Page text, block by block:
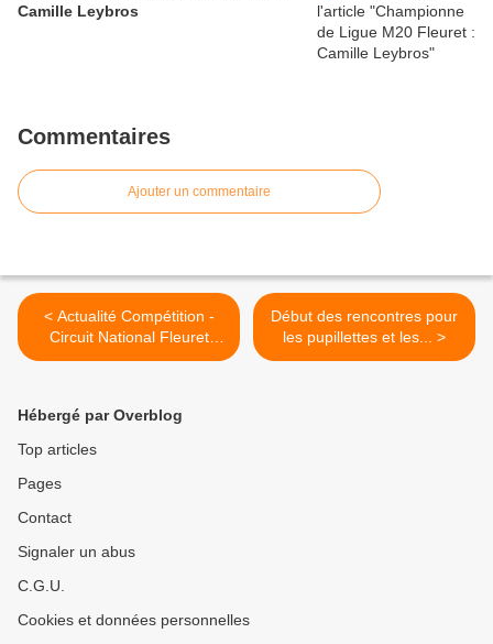
Camille Leybros
Commentaires
Ajouter un commentaire
< Actualité Compétition -
Circuit National Fleuret
Vétérans - St Denis de
Début des rencontres pour
les pupillettes et les... >
Hébergé par Overblog
Top articles
Pages
Contact
Signaler un abus
C.G.U.
Cookies et données personnelles